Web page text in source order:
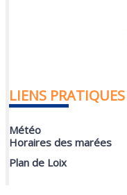
LIENS PRATIQUES
Météo
Horaires des marées
Plan de Loix